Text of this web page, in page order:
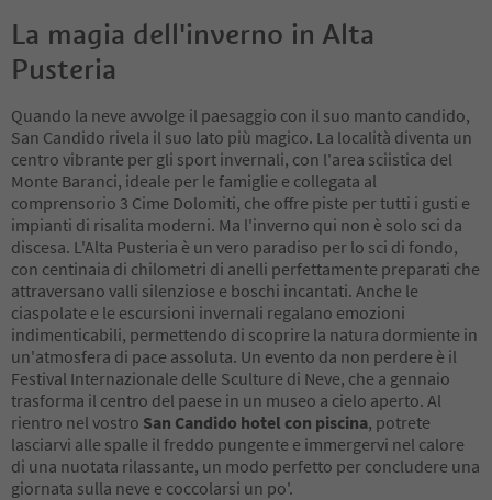
La magia dell'inverno in Alta
Pusteria
Quando la neve avvolge il paesaggio con il suo manto candido,
San Candido rivela il suo lato più magico. La località diventa un
centro vibrante per gli sport invernali, con l'area sciistica del
Monte Baranci, ideale per le famiglie e collegata al
comprensorio 3 Cime Dolomiti, che offre piste per tutti i gusti e
impianti di risalita moderni. Ma l'inverno qui non è solo sci da
discesa. L'Alta Pusteria è un vero paradiso per lo sci di fondo,
con centinaia di chilometri di anelli perfettamente preparati che
attraversano valli silenziose e boschi incantati. Anche le
ciaspolate e le escursioni invernali regalano emozioni
indimenticabili, permettendo di scoprire la natura dormiente in
un'atmosfera di pace assoluta. Un evento da non perdere è il
Festival Internazionale delle Sculture di Neve, che a gennaio
trasforma il centro del paese in un museo a cielo aperto. Al
rientro nel vostro San Candido hotel con piscina, potrete
lasciarvi alle spalle il freddo pungente e immergervi nel calore
di una nuotata rilassante, un modo perfetto per concludere una
giornata sulla neve e coccolarsi un po'.